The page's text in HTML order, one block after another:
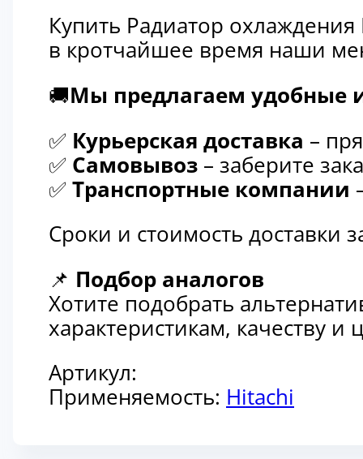
Купить Радиатор
в кротчайшее время наши
🚚Мы предлагаем удобные
✅ Курьерская доставка –
✅ Самовывоз – заберите
✅ Транспортные компании
Сроки и стоимость доставки
📌 Подбор аналогов
Хотите подобрать
характеристикам, качеству
Артикул:
Применяемость: Hitachi